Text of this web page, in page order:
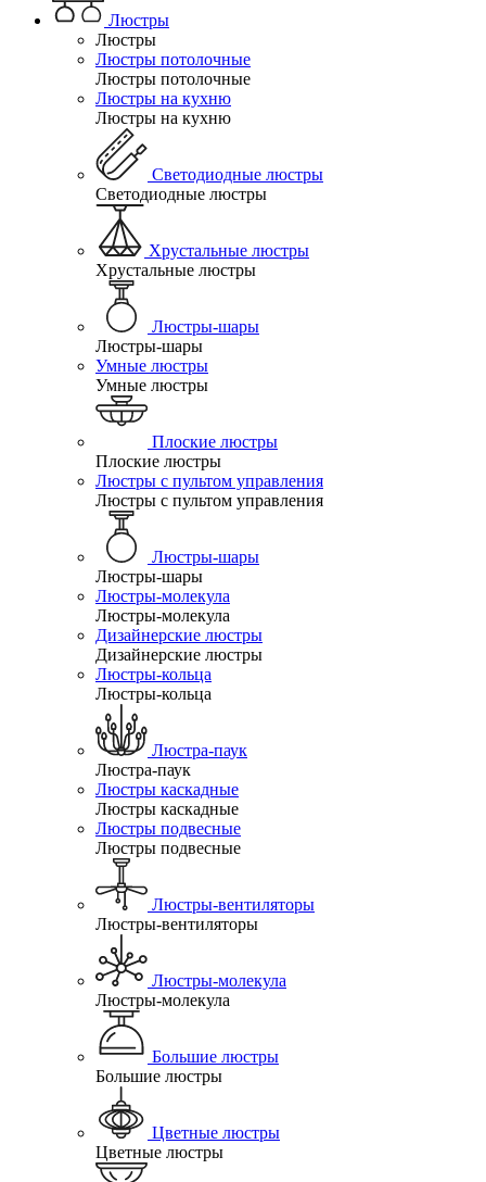
Люстры
Люстры
Люстры потолочные
Люстры потолочные
Люстры на кухню
Люстры на кухню
Светодиодные люстры
Светодиодные люстры
Хрустальные люстры
Хрустальные люстры
Люстры-шары
Люстры-шары
Умные люстры
Умные люстры
Плоские люстры
Плоские люстры
Люстры с пультом управления
Люстры с пультом управления
Люстры-шары
Люстры-шары
Люстры-молекула
Люстры-молекула
Дизайнерские люстры
Дизайнерские люстры
Люстры-кольца
Люстры-кольца
Люстра-паук
Люстра-паук
Люстры каскадные
Люстры каскадные
Люстры подвесные
Люстры подвесные
Люстры-вентиляторы
Люстры-вентиляторы
Люстры-молекула
Люстры-молекула
Большие люстры
Большие люстры
Цветные люстры
Цветные люстры